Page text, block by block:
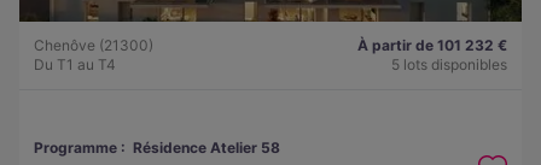
Chenôve (21300)
Du T1 au T4
À partir de 101 232 €
5 lots disponibles
Programme : Résidence Atelier 58